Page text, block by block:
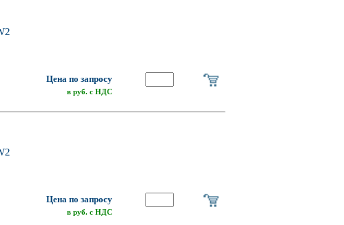
Цена по запросу
в руб. с НДС
Цена по запросу
в руб. с НДС